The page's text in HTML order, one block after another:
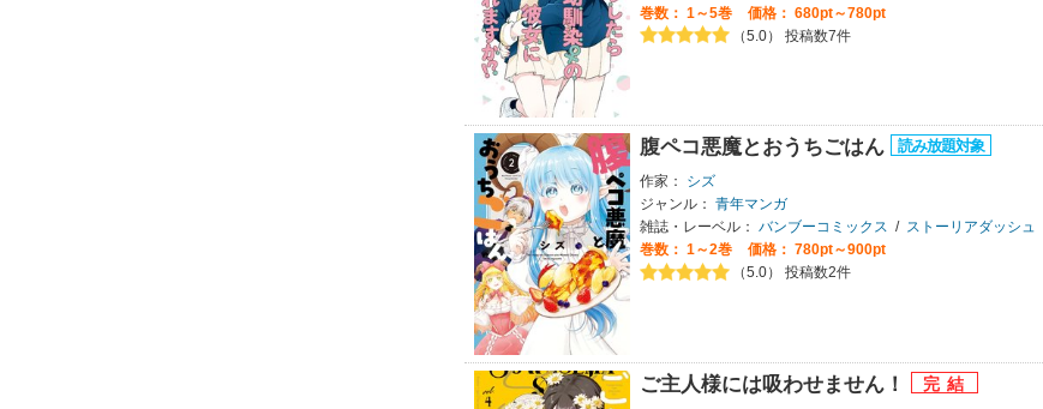
巻数： 1～5巻
価格： 680pt～780pt
（5.0） 投稿数7件
腹ペコ悪魔とおうちごはん
作家：
シズ
ジャンル： 青年マンガ
雑誌・レーベル： バンブーコミックス / ストーリアダッシュ
巻数： 1～2巻
価格： 780pt～900pt
（5.0） 投稿数2件
ご主人様には吸わせません！